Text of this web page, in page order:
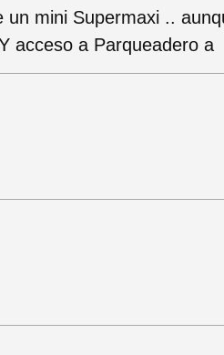
mini Supermaxi ..
acceso a Parqueadero a